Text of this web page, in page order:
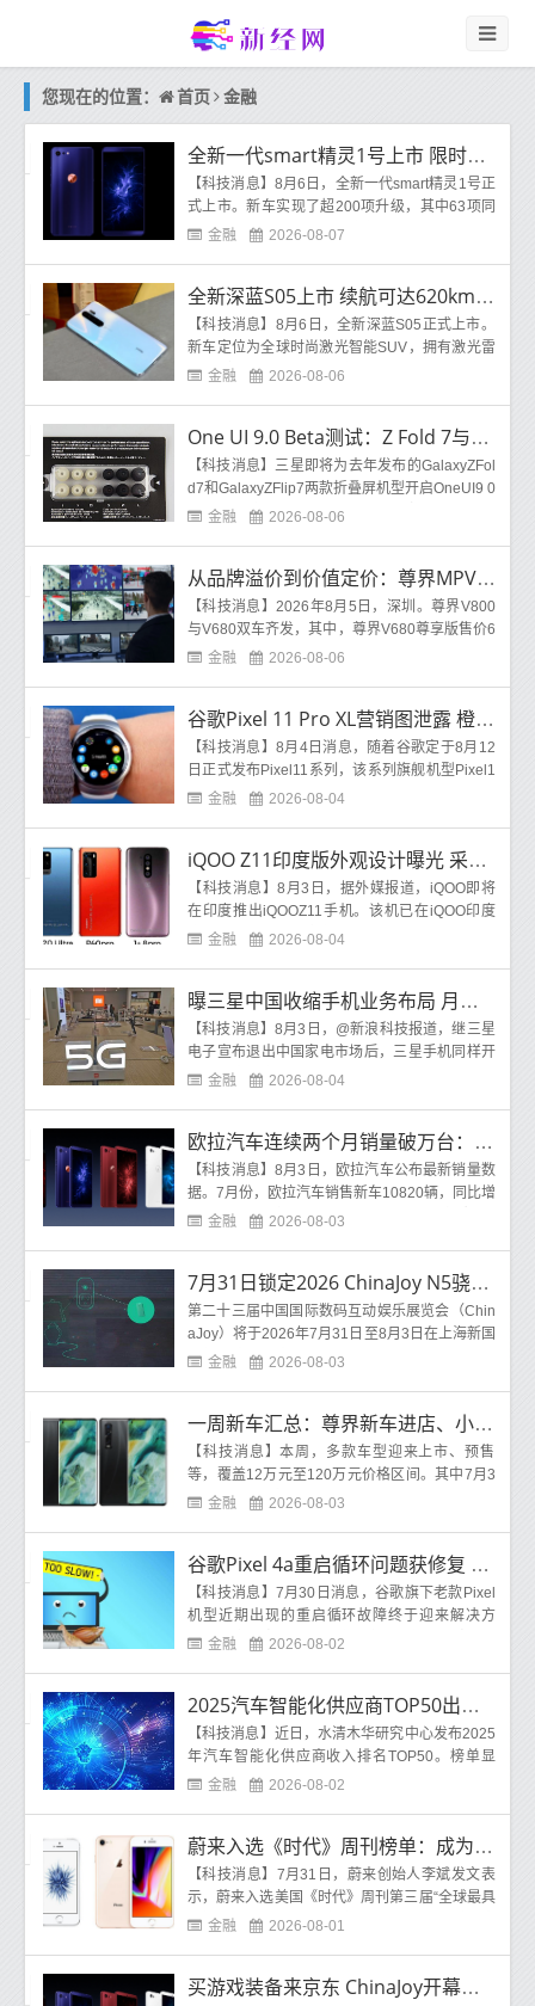
您现在的位置： 首页 金融
全新一代smart精灵1号上市 限时权益价14.99万元起
【科技消息】8月6日，全新一代smart精灵1号正
式上市。新车实现了超200项升级，其中63项同
级领先、20项同级唯一。全新一代smart精灵1号
金融 2026-08-07
全新深蓝S05上市 续航可达620km 限时优惠价11.59万元起
【科技消息】8月6日，全新深蓝S05正式上市。
新车定位为全球时尚激光智能SUV，拥有激光雷
达+一段式端到端算法，全系标配FSD+HRS高阶
金融 2026-08-06
One UI 9.0 Beta测试：Z Fold 7与Z Flip 7或率先尝鲜
【科技消息】三星即将为去年发布的GalaxyZFol
d7和GalaxyZFlip7两款折叠屏机型开启OneUI9 0
的Beta测试计划。8月5日，据外媒报道，三星印
金融 2026-08-06
从品牌溢价到价值定价：尊界MPV完成百万级市场的话语权更迭
【科技消息】2026年8月5日，深圳。尊界V800
与V680双车齐发，其中，尊界V680尊享版售价6
4 8万元起；尊界V800推出三款车型，售价区间7
金融 2026-08-06
谷歌Pixel 11 Pro XL营销图泄露 橙色与背部LED灯成亮点
【科技消息】8月4日消息，随着谷歌定于8月12
日正式发布Pixel11系列，该系列旗舰机型Pixel1
1ProXL的最新营销图片于近日曝光。此次泄露由
金融 2026-08-04
iQOO Z11印度版外观设计曝光 采用横向摄像头模组
【科技消息】8月3日，据外媒报道，iQOO即将
在印度推出iQOOZ11手机。该机已在iQOO印度
官网上线，确认了命名并展示了外观设计。科技
金融 2026-08-04
曝三星中国收缩手机业务布局 月销售额不达标门店将被清退
【科技消息】8月3日，@新浪科技报道，继三星
电子宣布退出中国家电市场后，三星手机同样开
始收缩中国市场布局。知情人士表示，月销售额
金融 2026-08-04
欧拉汽车连续两个月销量破万台：同比增长达152%
【科技消息】8月3日，欧拉汽车公布最新销量数
据。7月份，欧拉汽车销售新车10820辆，同比增
长152%，并实现连续两个月单月销量突破1万
金融 2026-08-03
7月31日锁定2026 ChinaJoy N5骁龙主题馆 京东四大展区一站式体验最强电竞装备
第二十三届中国国际数码互动娱乐展览会（Chin
aJoy）将于2026年7月31日至8月3日在上海新国
际博览中心举办，本届展会主题为“与AI同游”。
金融 2026-08-03
一周新车汇总：尊界新车进店、小米澎程开启小订
【科技消息】本周，多款车型迎来上市、预售
等，覆盖12万元至120万元价格区间。其中7月3
0日的几款重磅车型动态备受行业关注。尊界V80
金融 2026-08-03
谷歌Pixel 4a重启循环问题获修复 Play系统更新推送
【科技消息】7月30日消息，谷歌旗下老款Pixel
机型近期出现的重启循环故障终于迎来解决方
案。多位谷歌Pixel4a用户在安装最新的谷歌Play
金融 2026-08-02
2025汽车智能化供应商TOP50出炉 引望科技登顶第一
【科技消息】近日，水清木华研究中心发布2025
年汽车智能化供应商收入排名TOP50。榜单显
示，引望科技2025年相关业务收入达到450 2亿
金融 2026-08-02
蔚来入选《时代》周刊榜单：成为中国唯一上榜车企！
【科技消息】7月31日，蔚来创始人李斌发文表
示，蔚来入选美国《时代》周刊第三届“全球最具
可持续发展力企业”年度榜单，并成为本届榜单中
金融 2026-08-01
买游戏装备来京东 ChinaJoy开幕首日人京东3C数码展台人气爆棚